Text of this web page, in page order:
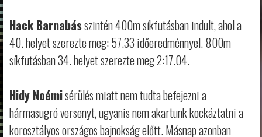
Hack Barnabásszintén 400m síkfutásban indult, ahol a
40. helyet szerezte meg: 57.33 időeredménnyel. 800m
síkfutásban 34. helyet szerezte meg 2:17.04.
Hidy Noémisérülés miatt nem tudta befejezni a
hármasugró versenyt, ugyanis nem akartunk kockáztatni a
korosztályos országos bajnokság előtt. Másnap azonban